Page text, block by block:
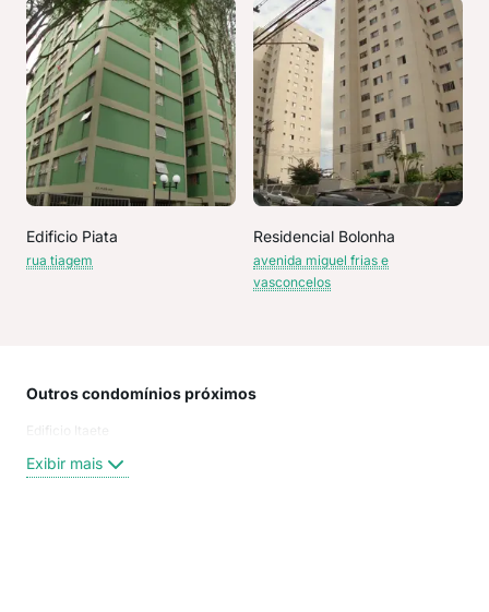
Edificio Piata
rua tiagem
Residencial Bolonha
avenida miguel frias e
vasconcelos
Outros condomínios próximos
Edificio Itaete
Exibir mais